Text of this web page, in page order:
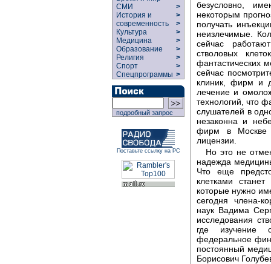
СМИ
>
История и
современность
>
>
Культура
>
Медицина
>
Образование
>
Религия
>
Спорт
>
Спецпрограммы >
подробный запрос
Поставьте ссылку на РС
безусловно,
некоторым
получать
неизлечимые.
сейчас
стволовых
фантастических
сейчас
клиник, фирм и
лечение и
технологий, что
слушателей в
незаконна и
фирм в Москве
лицензии.
Но это не
надежда
Что еще
клетками
которые нужно
сегодня члена-
наук Вадима
исследования
где изучение
федеральное
постоянный
Борисович